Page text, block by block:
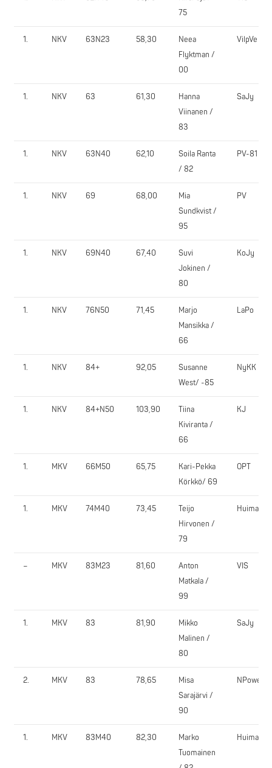
75
1. NKV 63N23 58,30
Neea
Flyktman /
00
VilpVe
1. NKV 63 61,30
Hanna
Viinanen /
83
SaJy
1. NKV 63N40 62,10
Soila Ranta
/ 82
PV-81
1. NKV 69 68,00
Mia
Sundkvist /
95
PV
1. NKV 69N40 67,40
Suvi
Jokinen /
80
KoJy
1. NKV 76N50 71,45
Marjo
Mansikka /
66
LaPo
1. NKV 84+ 92,05
Susanne
West/ -85
NyKK
1. NKV 84+N50 103,90
Tiina
Kiviranta /
66
KJ
1. MKV 66M50 65,75
Kari-Pekka
Körkkö/ 69
OPT
1. MKV 74M40 73,45
Teijo
Hirvonen /
79
Huima
– MKV 83M23 81,60
Anton
Matkala /
99
VIS
1. MKV 83 81,90
Mikko
Malinen /
80
SaJy
2. MKV 83 78,65
Misa
Sarajärvi /
90
NPower
1. MKV 83M40 82,30
Marko
Tuomainen
Huima